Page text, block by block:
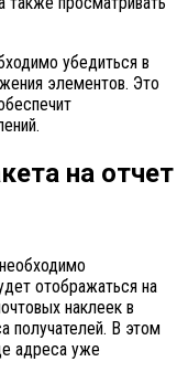
убедиться в
элементов. Это
на отчет
отображаться на
наклеек в
получателей. В этом
адреса уже